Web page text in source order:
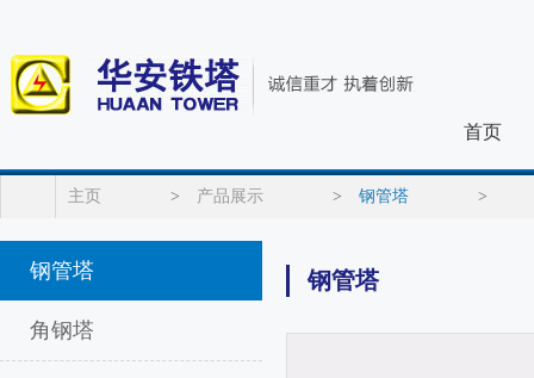
首页
主页 > 产品展示 > 钢管塔 >
钢管塔
角钢塔
钢管塔